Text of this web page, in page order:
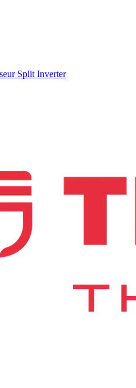
Split Inverter